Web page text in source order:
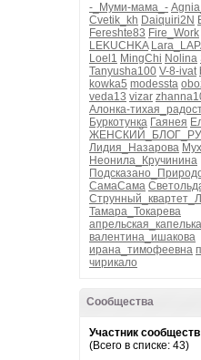
-_Муми-мама_-
Cvetik_kh Daiquiri2N
Fereshte83 Fire_Work
LEKUCHKA
Loel1 MingChi Nolina
Tanyusha100 V-8-ivat
kowka5 modessta
veda13 vizar
Алонка-
Буркотунка Гаянея
ЖЕНСКИЙ_БЛОГ_РУ
Лидия_Назарова
Неонила_Кручинина
СамаСама
Тамара_Токарева
апрельская_капелька
валентина_ишакова
ирана_тимофеевна
чирикало
Сообщества
Участник сообществ
(Всего в списке: 43)